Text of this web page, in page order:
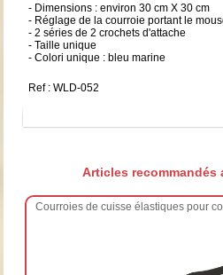
- Dimensions : environ 30 cm X 30 cm
- Réglage de la courroie portant le
- 2 séries de 2 crochets d'attache
- Taille unique
- Colori unique : bleu marine
Ref : WLD-052
Articles recommandés
Courroies de cuisse élastiques pour